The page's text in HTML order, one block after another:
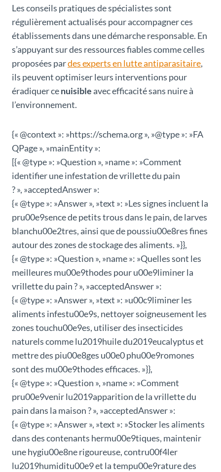
Les conseils pratiques de spécialistes sont
régulièrement actualisés pour accompagner ces
établissements dans une démarche responsable. En
s’appuyant sur des ressources fiables comme celles
proposées pardes experts en lutte antiparasitaire,
ils peuvent optimiser leurs interventions pour
éradiquer cenuisibleavec efficacité sans nuire à
l’environnement.
{« @context »: »https://schema.org », »@type »: »FA
QPage », »mainEntity »:
[{« @type »: »Question », »name »: »Comment
identifier une infestation de vrillette du pain
? », »acceptedAnswer »:
{« @type »: »Answer », »text »: »Les signes incluent la
pru00e9sence de petits trous dans le pain, de larves
blanchu00e2tres, ainsi que de poussiu00e8res fines
autour des zones de stockage des aliments. »}},
{« @type »: »Question », »name »: »Quelles sont les
meilleures mu00e9thodes pour u00e9liminer la
vrillette du pain ? », »acceptedAnswer »:
{« @type »: »Answer », »text »: »u00c9liminer les
aliments infestu00e9s, nettoyer soigneusement les
zones touchu00e9es, utiliser des insecticides
naturels comme lu2019huile du2019eucalyptus et
mettre des piu00e8ges u00e0 phu00e9romones
sont des mu00e9thodes efficaces. »}},
{« @type »: »Question », »name »: »Comment
pru00e9venir lu2019apparition de la vrillette du
pain dans la maison ? », »acceptedAnswer »:
{« @type »: »Answer », »text »: »Stocker les aliments
dans des contenants hermu00e9tiques, maintenir
une hygiu00e8ne rigoureuse, contru00f4ler
lu2019humiditu00e9 et la tempu00e9rature des